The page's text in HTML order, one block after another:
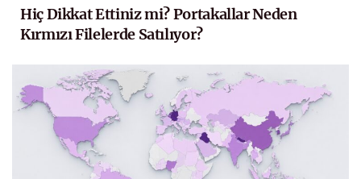
Hiç Dikkat Ettiniz mi? Portakallar Neden
Kırmızı Filelerde Satılıyor?